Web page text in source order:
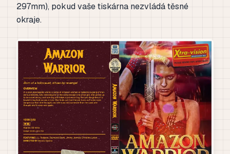
297mm), pokud vaše tiskárna nezvládá těsné
okraje.